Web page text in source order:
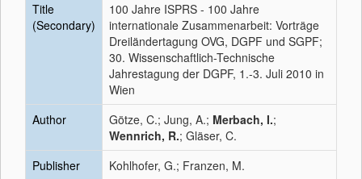
Title
(Secondary)
100 Jahre ISPRS - 100 Jahre
internationale Zusammenarbeit: Vorträge
Dreiländertagung OVG, DGPF und SGPF;
30. Wissenschaftlich-Technische
Jahrestagung der DGPF, 1.-3. Juli 2010 in
Wien
Author
Götze, C.; Jung, A.; Merbach, I.;
Wennrich, R.; Gläser, C.
Publisher
Kohlhofer, G.; Franzen, M.